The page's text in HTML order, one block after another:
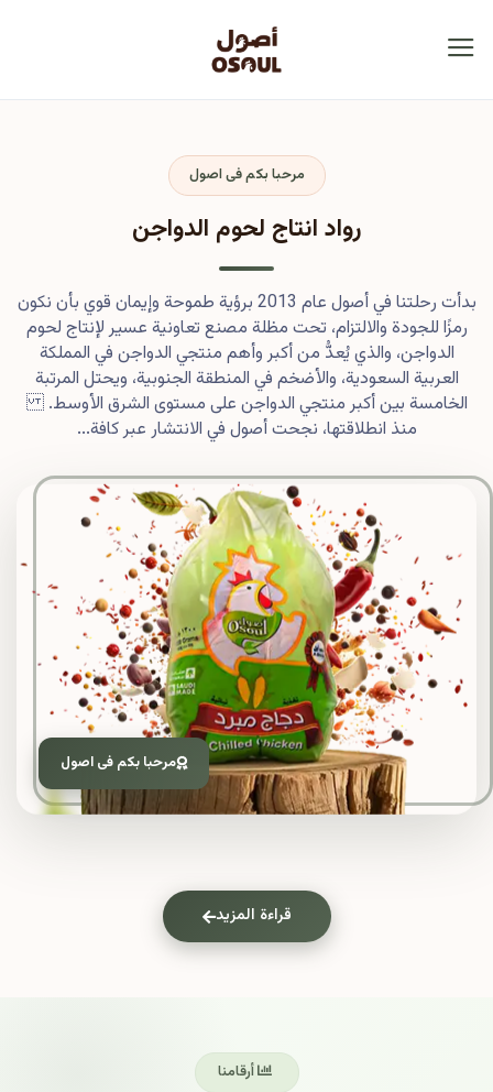
مرحبا بكم فى اصول
مرحبا بكم فى اصول
رواد انتاج لحوم الدواجن
بدأت رحلتنا في أصول عام 2013 برؤية طموحة وإيمان قوي بأن نكون
رمزًا للجودة والالتزام، تحت مظلة مصنع تعاونية عسير لإنتاج لحوم
الدواجن، والذي يُعدُّ من أكبر وأهم منتجي الدواجن في المملكة
العربية السعودية، والأضخم في المنطقة الجنوبية، ويحتل المرتبة
الخامسة بين أكبر منتجي الدواجن على مستوى الشرق الأوسط.
منذ انطلاقتها، نجحت أصول في الانتشار عبر كافة...
قراءة المزيد
أرقامنا